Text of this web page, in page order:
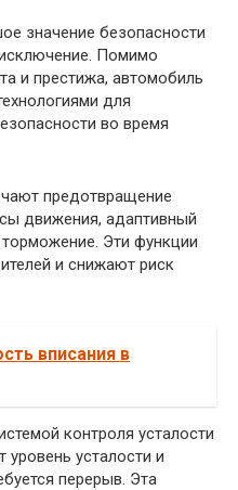
значение безопасности
Помимо
и престижа, автомобиль
для
во время
предотвращение
движения, адаптивный
Эти функции
и снижают риск
вписания в
контроля усталости
уровень усталости и
перерыв. Эта